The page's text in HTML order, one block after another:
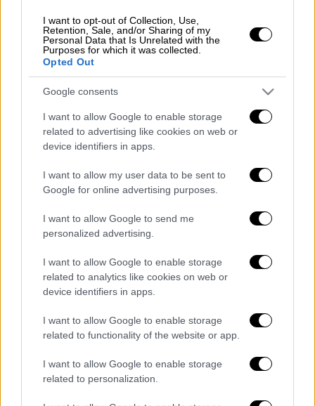
I want to opt-out of Collection, Use,
Retention, Sale, and/or Sharing of my
Personal Data that Is Unrelated with the
Purposes for which it was collected.
Opted Out
Google consents
I want to allow Google to enable storage
related to advertising like cookies on web or
device identifiers in apps.
I want to allow my user data to be sent to
Google for online advertising purposes.
I want to allow Google to send me
personalized advertising.
I want to allow Google to enable storage
related to analytics like cookies on web or
device identifiers in apps.
I want to allow Google to enable storage
related to functionality of the website or app.
I want to allow Google to enable storage
related to personalization.
βρέφος μόλις 10 μηνών, που ευτυχώς
σώθηκε.
«μαύρη χήρα» δεν είναι κάποιο εξωτικό
είδος. Συναντάται σε διάφορα μέρη της
Ελλάδας και της Μεσογείου γενικότερα, με
τις επιθέσεις της, ωστόσο, να μην είναι
συχνές. Με το τσίμπημά της θα
ασθενείς οργανισμούς, όπως ηλικιωμένους,
ευπαθείς ομάδες, μικρά παιδιά και αλλεργικά
άτομα.